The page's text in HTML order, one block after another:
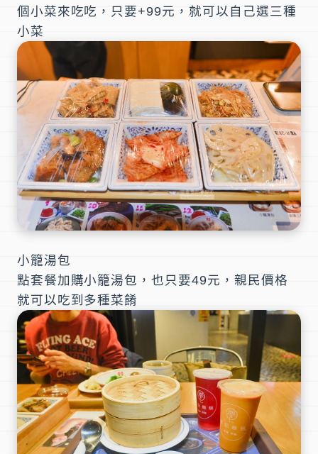
個小菜來吃吃，只要+99元，就可以自己選三種
小菜
小籠湯包
點套餐加購小籠湯包，也只要49元，親民價格
就可以吃到多種菜餚